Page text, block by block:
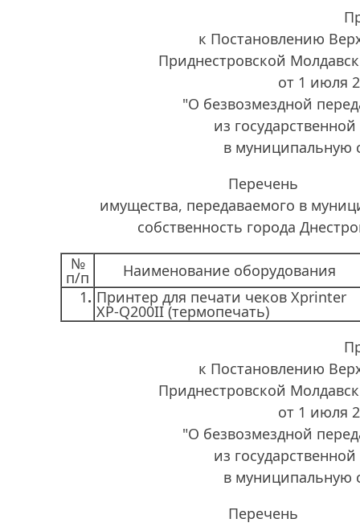
к Постановлению
Приднестровской
от 1 июля
"О безвозмездной
из
в муниципальную
Перечень
имущества, передаваемого в
собственность города
№
п/п
Наименование оборудования
1. Принтер для печати чеков Xprinter
XP-Q200II (термопечать)
к Постановлению
Приднестровской
от 1 июля
"О безвозмездной
из
в муниципальную
Перечень